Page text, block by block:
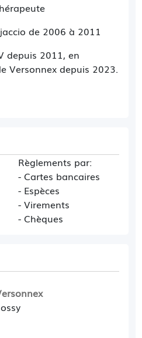
non urgente, merci
avant le rdv. En cas
ou de rdv non
de 2006 à 2011
depuis 2011, en
Versonnex depuis 2023.
Règlements par:
- Cartes bancaires
- Espèces
- Virements
- Chèques